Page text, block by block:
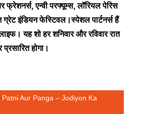
फ्रेशनर्स,एन्वी परफ्यूम्स,लॉरियल पेरिस
ग्रेट इंडियन फेस्टिवल।स्पेशल पार्टनर्स हैं
यह शो हर शनिवार और रविवार रात
प्रसारित होगा।
Aur Panga – Jodiyon Ka